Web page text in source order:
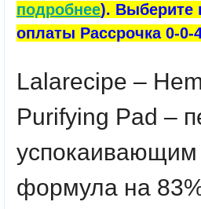
подробнее). Выберите
оплаты Рассрочка 0-0-
Lalarecipe –
Purifying Pad –
формула на